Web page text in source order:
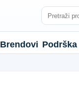
Brendovi Podrška